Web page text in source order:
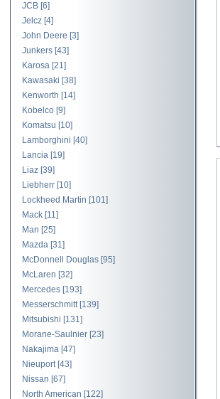
JCB [6]
Jelcz [4]
John Deere [3]
Junkers [43]
Karosa [21]
Kawasaki [38]
Kenworth [14]
Kobelco [9]
Komatsu [10]
Lamborghini [40]
Lancia [19]
Liaz [39]
Liebherr [10]
Lockheed Martin [101]
Mack [11]
Man [25]
Mazda [31]
McDonnell Douglas [95]
McLaren [32]
Mercedes [193]
Messerschmitt [139]
Mitsubishi [131]
Morane-Saulnier [23]
Nakajima [47]
Nieuport [43]
Nissan [67]
North American [122]